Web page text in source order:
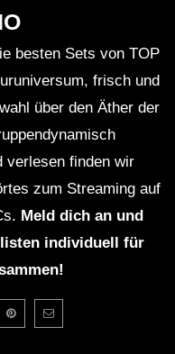
Minimal Techno
Session 03
Minimal Techno
Session 01
besten Sets von TOP
frisch und
über den Äther der
verlesen finden wir
zum Streaming auf
Meld dich an und
individuell für